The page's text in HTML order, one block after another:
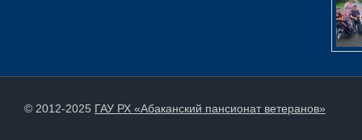
© 2012-2025 ГАУ РХ «Абаканский пансионат ветеранов»